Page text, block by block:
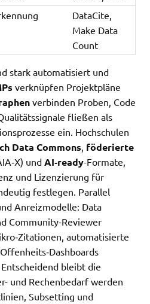
DataCite,
Make Data
Count
stark automatisiert und
verknüpfen Projektpläne
verbinden Proben, Code
fließen als
ein. Hochschulen
Data Commons föderierte
undAI‑ready-Formate,
und Lizenzierung für
festlegen. Parallel
Anreizmodelle: Data
Community-Reviewer
automatisierte
bleibt die
und Rechenbedarf werden
Subsetting und